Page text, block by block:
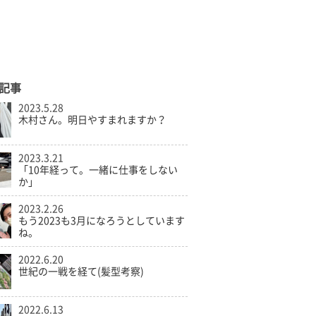
事
2023.5.28
木村さん。明日やすまれますか？
2023.3.21
「10年経って。一緒に仕事をしない
か」
2023.2.26
もう2023も3月になろうとしています
ね。
2022.6.20
世紀の一戦を経て(髪型考察)
2022.6.13